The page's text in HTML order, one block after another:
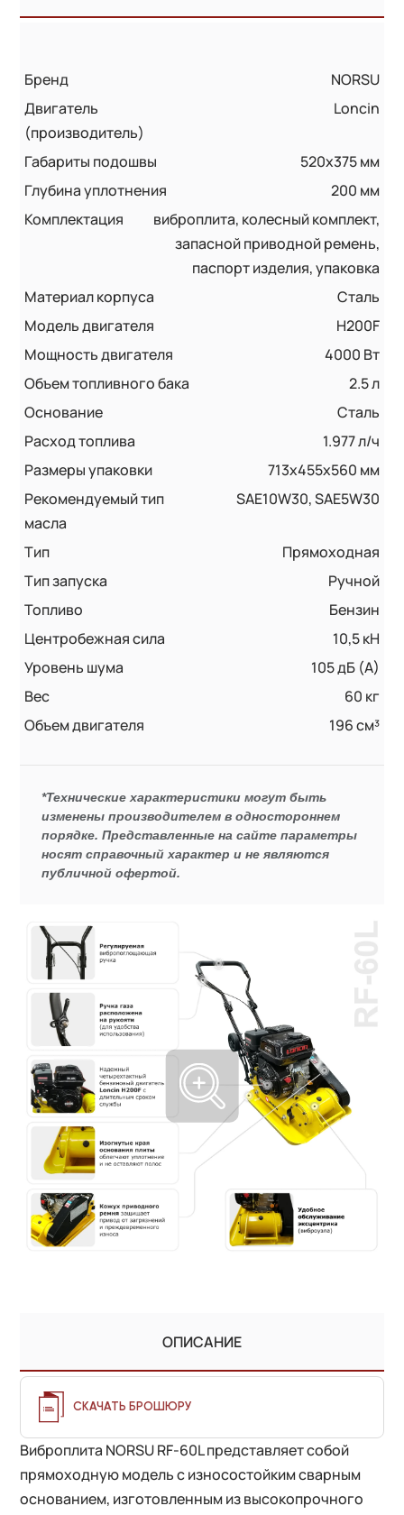
Бренд
NORSU
Двигатель
(производитель)
Loncin
Габариты подошвы
520х375 мм
Глубина уплотнения
200 мм
Комплектация
виброплита, колесный комплект,
запасной приводной ремень,
паспорт изделия, упаковка
Материал корпуса
Сталь
Модель двигателя
H200F
Мощность двигателя
4000 Вт
Объем топливного бака
2.5 л
Основание
Сталь
Расход топлива
1.977 л/ч
Размеры упаковки
713x455x560 мм
Рекомендуемый тип
масла
SAE10W30, SAE5W30
Тип
Прямоходная
Тип запуска
Ручной
Топливо
Бензин
Центробежная сила
10,5 кН
Уровень шума
105 дБ (А)
Вес
60 кг
Объем двигателя
196 см³
*Технические характеристики могут быть
изменены производителем в одностороннем
порядке. Представленные на сайте параметры
носят справочный характер и не являются
публичной офертой.
ОПИСАНИЕ
СКАЧАТЬ БРОШЮРУ
Виброплита NORSU RF-60L представляет собой
прямоходную модель с износостойким сварным
основанием, изготовленным из высокопрочного